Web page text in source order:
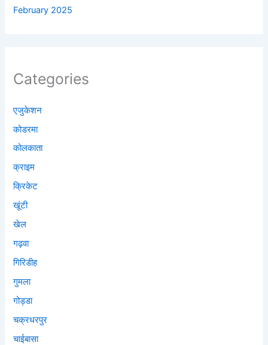
February 2025
Categories
एजुकेशन
कोडरमा
कोलकाता
क्राइम
क्रिकेट
खूंटी
खेल
गढ़वा
गिरिडीह
गुमला
गोड्डा
चक्रधरपुर
चाईबासा